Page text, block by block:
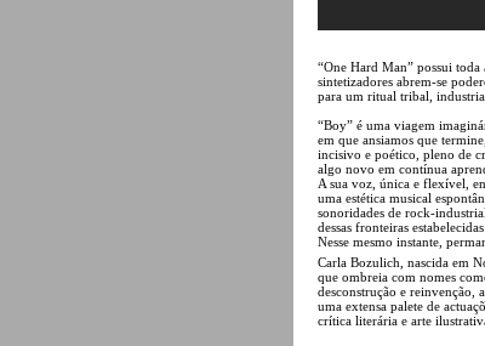
“One Hard Man” possui
sintetizadores abrem-se
para um ritual tribal,
“Boy” é uma viagem
em que ansiamos que
incisivo e poético, pleno de
algo novo em contínua
A sua voz, única e flexível,
uma estética musical
sonoridades de rock-
dessas fronteiras
Nesse mesmo instante,
Carla Bozulich, nascida em
que ombreia com nomes
desconstrução e reinvenção,
uma extensa palete de
crítica literária e arte